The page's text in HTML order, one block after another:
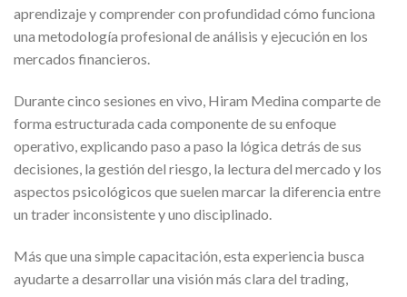
aprendizaje y comprender con profundidad cómo funciona
una metodología profesional de análisis y ejecución en los
mercados financieros.
Durante cinco sesiones en vivo, Hiram Medina comparte de
forma estructurada cada componente de su enfoque
operativo, explicando paso a paso la lógica detrás de sus
decisiones, la gestión del riesgo, la lectura del mercado y los
aspectos psicológicos que suelen marcar la diferencia entre
un trader inconsistente y uno disciplinado.
Más que una simple capacitación, esta experiencia busca
ayudarte a desarrollar una visión más clara del trading,